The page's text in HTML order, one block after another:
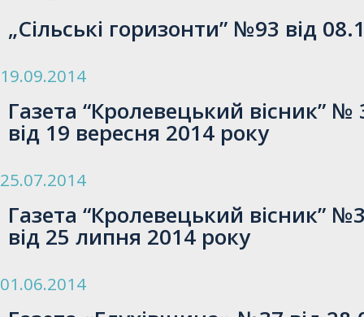
„Сільські горизонти” №93 від
19.09.2014
Газета “Кролевецький вісник” №
від 19 вересня 2014 року
25.07.2014
Газета “Кролевецький вісник”
від 25 липня 2014 року
01.06.2014